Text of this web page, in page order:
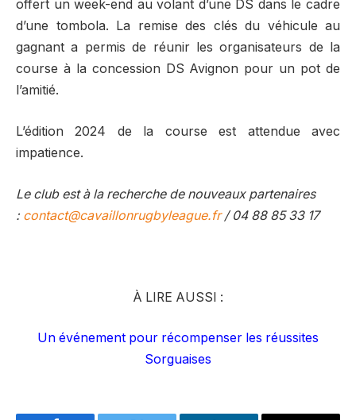
offert un week-end au volant d’une DS dans le cadre
d’une tombola. La remise des clés du véhicule au
gagnant a permis de réunir les organisateurs de la
course à la concession DS Avignon pour un pot de
l’amitié.
L’édition 2024 de la course est attendue avec
impatience.
Le club est à la recherche de nouveaux partenaires
: contact@cavaillonrugbyleague.fr/ 04 88 85 33 17
À LIRE AUSSI :
Un événement pour récompenser les réussites
Sorguaises